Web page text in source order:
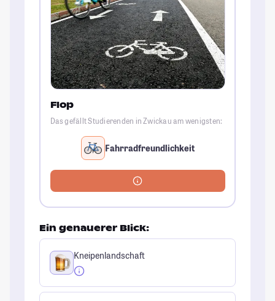
Flop
Das gefällt Studierenden in Zwickau am wenigsten:
Fahrradfreundlichkeit
Ein genauerer Blick:
Kneipenlandschaft